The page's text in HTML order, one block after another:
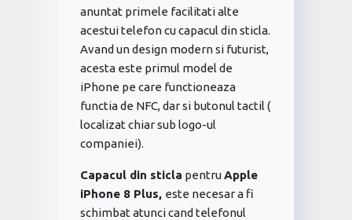
anuntat primele facilitati alte
acestui telefon cu capacul din sticla.
Avand un design modern si futurist,
acesta este primul model de
iPhone pe care functioneaza
functia de NFC, dar si butonul tactil (
localizat chiar sub logo-ul
companiei).
Capacul din sticla pentruApple
iPhone 8 Plus, este necesar a fi
schimbat atunci cand telefonul